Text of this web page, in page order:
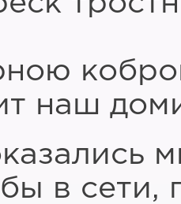
наш
в сети,